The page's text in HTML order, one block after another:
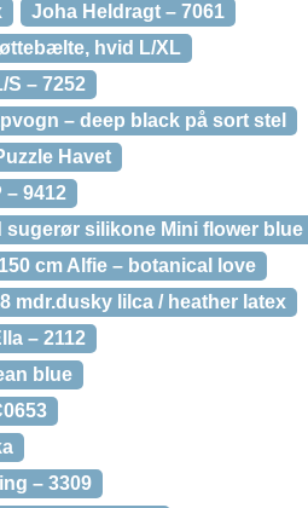
Joha Heldragt – 7061
hvid L/XL
S – 7252
– deep black på sort stel
Havet
– 9412
sugerør silikone Mini flower blue
cm Alfie – botanical love
mdr.dusky lilca / heather latex
– 2112
blue
– 3309